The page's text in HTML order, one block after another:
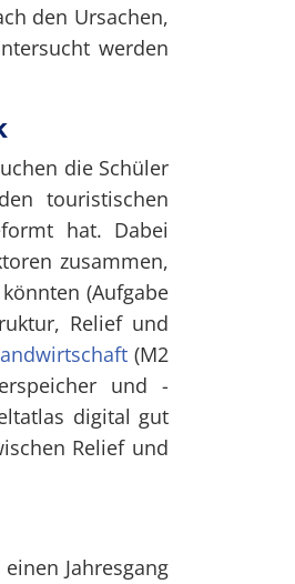
den Ursachen,
werden
die Schüler
touristischen
hat. Dabei
zusammen,
(Aufgabe
Relief und
(M2
und -
digital gut
Relief und
Jahresgang